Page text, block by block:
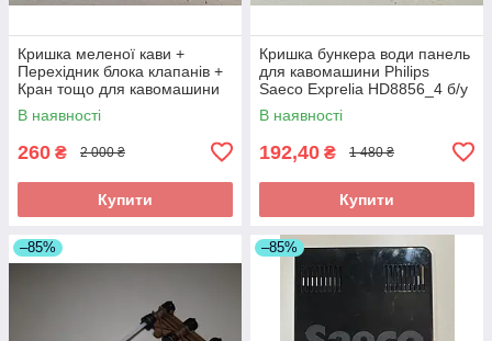
Кришка меленої кави +
Перехідник блока клапанів +
Кран тощо для кавомашини
Philips Saeco Exprelia HD8856
б/у
В наявності
260 ₴ 2 000 ₴
Купити
Кришка бункера води панель
для кавомашини Philips
Saeco Exprelia HD8856_4 б/у
_дефект
В наявності
192,40 ₴ 1 480 ₴
Купити
–85% –85%